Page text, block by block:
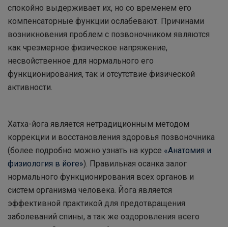
спокойно выдерживает их, но со временем его
компенсаторные функции ослабевают. Причинами
возникновения проблем с позвоночником являются
как чрезмерное физическое напряжение,
несвойственное для нормального его
функционирования, так и отсутствие физической
активности.
Хатха-йога является нетрадиционным методом
коррекции и восстановления здоровья позвоночника
(более подробно можно узнать на курсе «Анатомия и
физиология в йоге»). Правильная осанка залог
нормального функционирования всех органов и
систем организма человека. Йога является
эффективной практикой для предотвращения
заболеваний спины, а так же оздоровления всего